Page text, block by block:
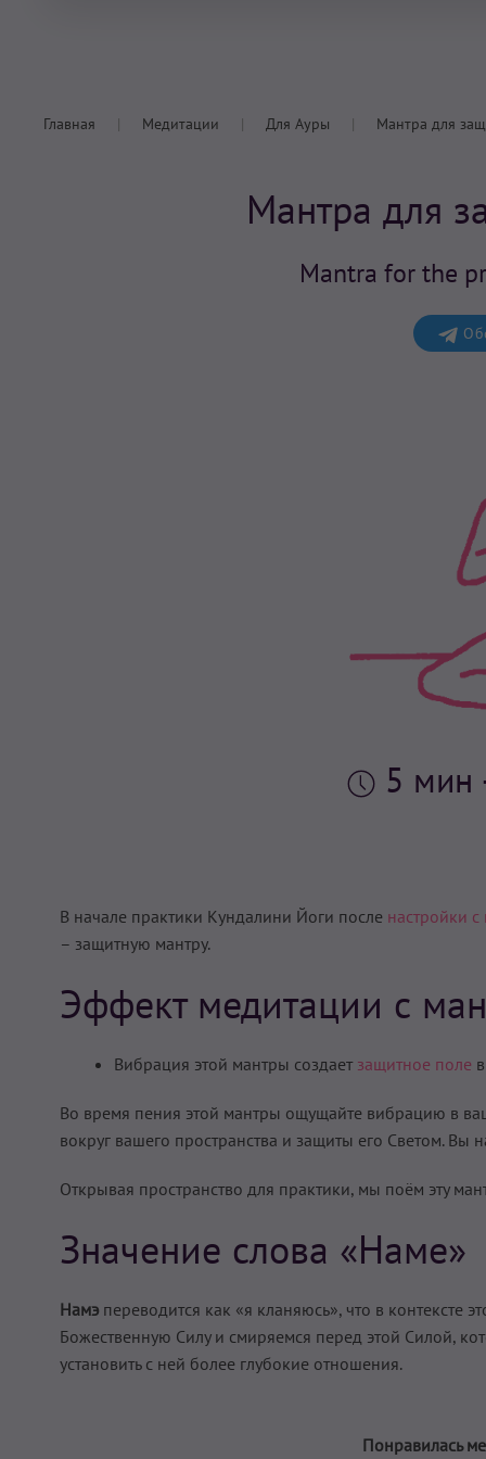
Главная Медитации Для Ауры Мантра для
Мантра для
Mantra for the
5 мин
В начале практики Кундалини Йоги после настройки
– защитную мантру.
Эффект медитации с
Вибрация этой мантры создает защитное поле
Во время пения этой мантры ощущайте вибрацию в
вокруг вашего пространства и защиты его Светом. Вы
Открывая пространство для практики, мы поём эту
Значение слова «Наме»
Намэ переводится как «я кланяюсь», что в контексте
Божественную Силу и смиряемся перед этой Силой,
установить с ней более глубокие отношения.
Понравилась